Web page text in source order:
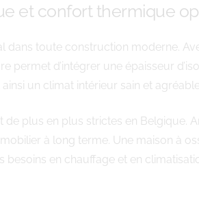
et confort thermique
dans toute construction moderne.
permet d’intégrer une épaisseur
un climat intérieur sain et
de plus en plus strictes en
à long terme. Une maison à
en chauffage et en